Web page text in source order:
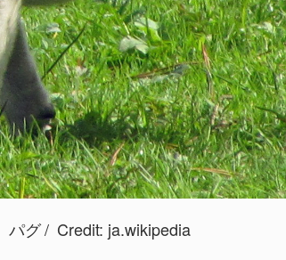
パグ Credit: ja.wikipedia